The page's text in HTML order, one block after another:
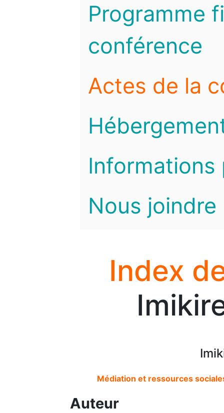
Programme
conférence
Actes de la
Informations
Nous joindre
Index
Médiation et ressources
Auteur